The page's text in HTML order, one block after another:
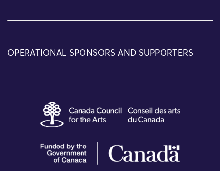
OPERATIONAL SPONSORS AND SUPPORTERS